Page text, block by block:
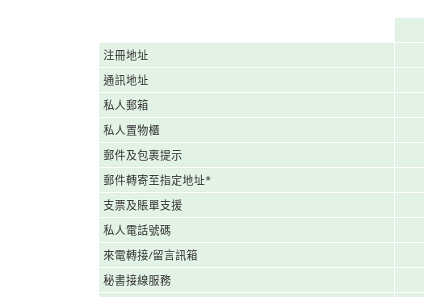
注冊地址
通訊地址
私人郵箱
私人置物櫃
郵件及包裹提示
郵件轉寄至指定地址*
支票及賬單支援
私人電話號碼
來電轉接/留言訊箱
秘書接線服務